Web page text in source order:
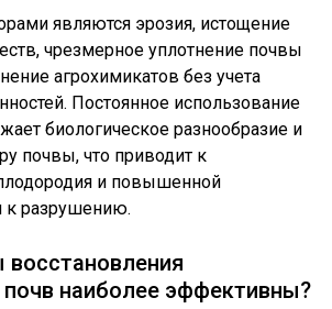
являются эрозия, истощение
чрезмерное уплотнение почвы
агрохимикатов без учета
Постоянное использование
биологическое разнообразие и
почвы, что приводит к
и повышенной
к разрушению.
почв наиболее эффективны?